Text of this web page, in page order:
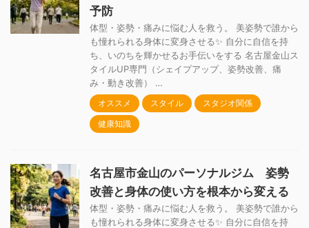
予防
体型・姿勢・痛みに悩む人を救う。 美姿勢で誰から
も憧れられる身体に変身させる✨ 自分に自信を持
ち、いのちを輝かせるお手伝いをする 名古屋金山ス
タイルUP専門（シェイプアップ、姿勢改善、痛
み・動き改善） …
オススメ スタイル
スタジオ関係
健康知識
名古屋市金山のパーソナルジム 姿勢
改善と身体の使い方を根本から変える
体型・姿勢・痛みに悩む人を救う。 美姿勢で誰から
も憧れられる身体に変身させる✨ 自分に自信を持